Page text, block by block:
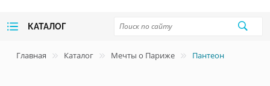
КАТАЛОГ
Главная Каталог Мечты о Париже Пантеон